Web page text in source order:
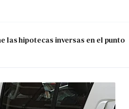
las hipotecas inversas en el punto